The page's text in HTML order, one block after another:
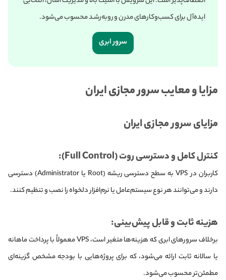
ایده‌آل برای کسب‌وکارهای مدرن و رو‌به‌رشـد محسوب می‌شود.
سرور ابری
مزایا و معایب سرور مجازی ایران
مزایای سرور مجازی ایران
کنترل کامل و دسترسی روت (Full Control):
کاربران در VPS به سطح دسترسی ریشه (Root یا Administrator) دسترسی
دارند و می‌توانند هر نوع سیستم‌عامل یا نرم‌افزار دلخواه را نصب و تنظیم کنند.
هزینه ثابت و قابل پیش‌بینی:
برخلاف سرورهای ابری که هزینه‌ها متغیر است، VPS معمولاً با پرداخت ماهانه
یا سالانه ثابت ارائه می‌شود، که برای پروژه‌هایی با بودجه مشخص گزینه‌ای
مطمئن‌تر محسوب می‌شود.